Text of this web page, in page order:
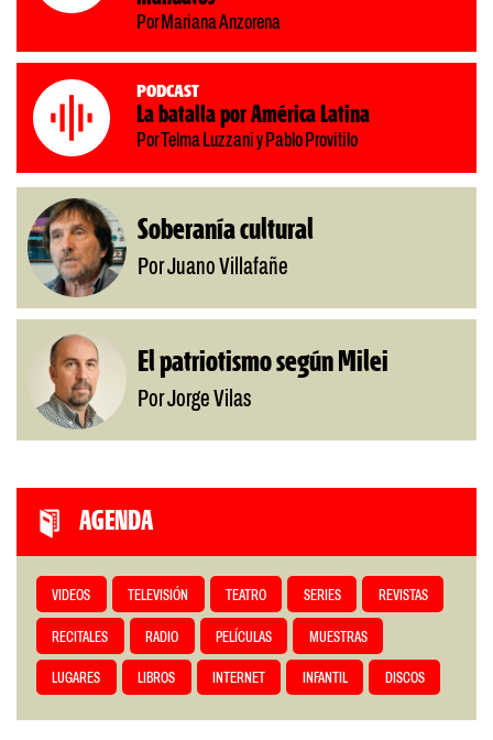
Por Mariana Anzorena
Podcast
La batalla por América Latina
Por Telma Luzzani y Pablo Provitilo
Soberanía cultural
Por Juano Villafañe
El patriotismo según Milei
Por Jorge Vilas
AGENDA
VIDEOS TELEVISIÓN TEATRO SERIES REVISTAS
RECITALES RADIO PELÍCULAS MUESTRAS
LUGARES LIBROS INTERNET INFANTIL DISCOS